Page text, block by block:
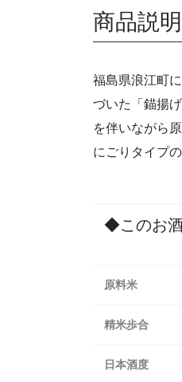
商品説明
福島県浪江町
づいた「錨揚
を伴いながら
にごりタイプの
◆このお
原料米
精米歩合
日本酒度